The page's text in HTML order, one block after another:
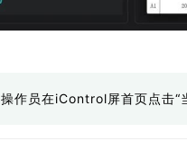
操作员在iControl屏首页点击“